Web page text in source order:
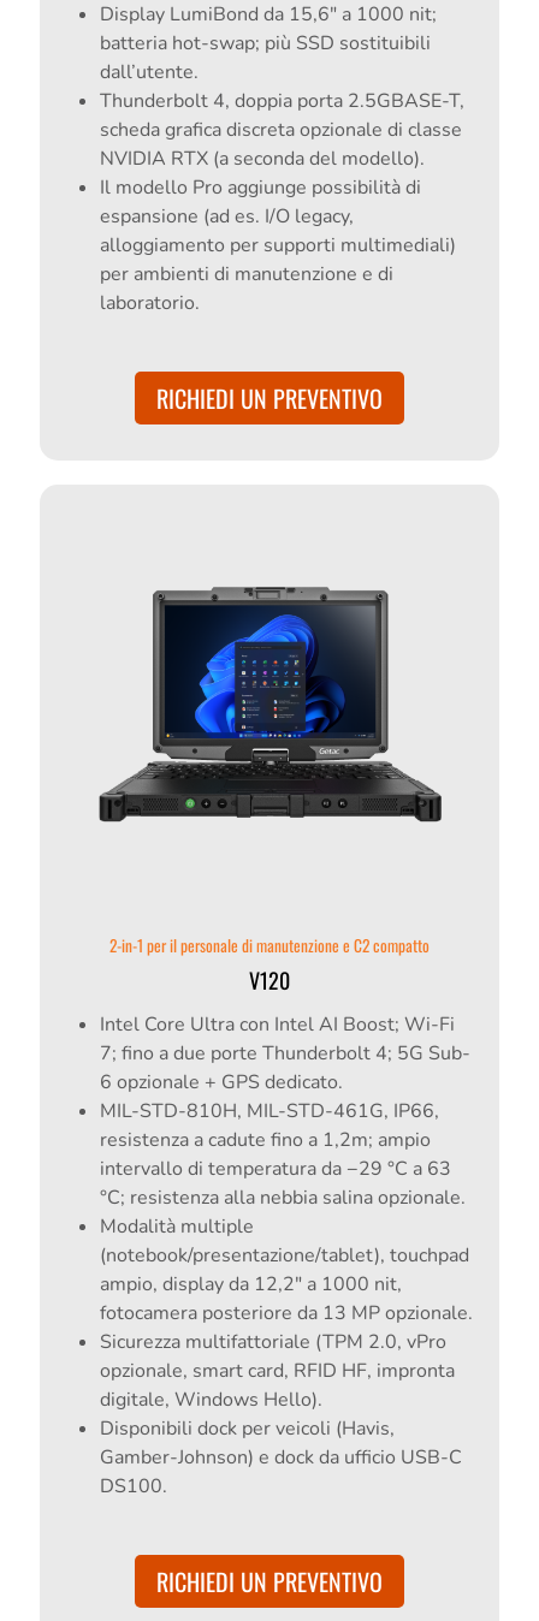
Display LumiBond da 15,6" a 1000 nit;
batteria hot-swap; più SSD sostituibili
dall’utente.
Thunderbolt 4, doppia porta 2.5GBASE-T,
scheda grafica discreta opzionale di classe
NVIDIA RTX (a seconda del modello).
Il modello Pro aggiunge possibilità di
espansione (ad es. I/O legacy,
alloggiamento per supporti multimediali)
per ambienti di manutenzione e di
laboratorio.
RICHIEDI UN PREVENTIVO
2-in-1 per il personale di manutenzione e C2 compatto
V120
Intel Core Ultra con Intel AI Boost; Wi-Fi
7; fino a due porte Thunderbolt 4; 5G Sub-
6 opzionale + GPS dedicato.
MIL-STD-810H, MIL-STD-461G, IP66,
resistenza a cadute fino a 1,2m; ampio
intervallo di temperatura da −29 °C a 63
°C; resistenza alla nebbia salina opzionale.
Modalità multiple
(notebook/presentazione/tablet), touchpad
ampio, display da 12,2" a 1000 nit,
fotocamera posteriore da 13 MP opzionale.
Sicurezza multifattoriale (TPM 2.0, vPro
opzionale, smart card, RFID HF, impronta
digitale, Windows Hello).
Disponibili dock per veicoli (Havis,
Gamber-Johnson) e dock da ufficio USB-C
DS100.
RICHIEDI UN PREVENTIVO